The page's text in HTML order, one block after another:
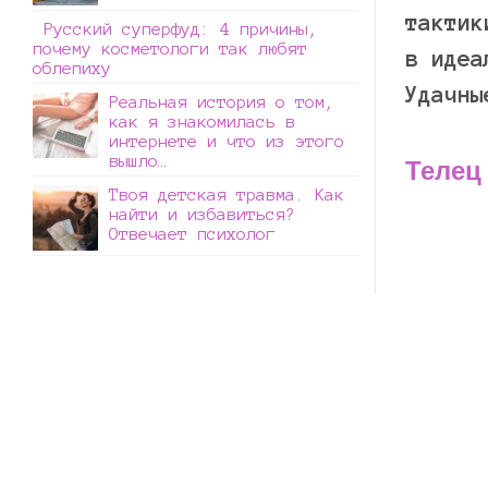
в
Телец
Русский суперфуд: 4 причины,
почему косметологи так любят
облепиху
Реальная история о том,
как я знакомилась в
интернете и что из этого
вышло…
Твоя детская травма. Как
найти и избавиться?
Отвечает психолог